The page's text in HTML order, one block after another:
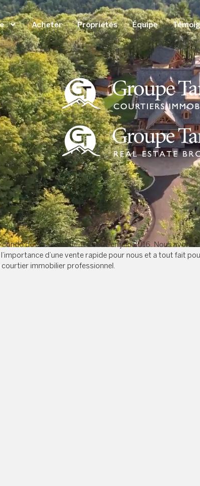
Acheter Propriétés Équipe
de Ste-Anne-de-Bellevue en juin 2016. Nous
d’une vente rapide pour nous et a tout fait
courtier immobilier professionnel.